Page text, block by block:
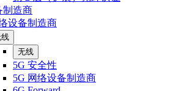
制造商
设备制造商
无线
5G 安全性
5G 网络设备制造商